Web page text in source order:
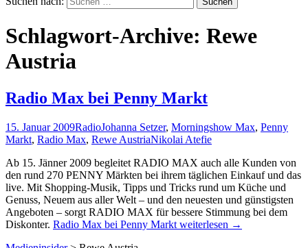
Schlagwort-Archive: Rewe
Austria
Radio Max bei Penny Markt
15. Januar 2009RadioJohanna Setzer, Morningshow Max, Penny
Markt, Radio Max, Rewe AustriaNikolai Atefie
Ab 15. Jänner 2009 begleitet RADIO MAX auch alle Kunden von
den rund 270 PENNY Märkten bei ihrem täglichen Einkauf und das
live. Mit Shopping-Musik, Tipps und Tricks rund um Küche und
Genuss, Neuem aus aller Welt – und den neuesten und günstigsten
Angeboten – sorgt RADIO MAX für bessere Stimmung bei dem
Diskonter. Radio Max bei Penny Markt weiterlesen →